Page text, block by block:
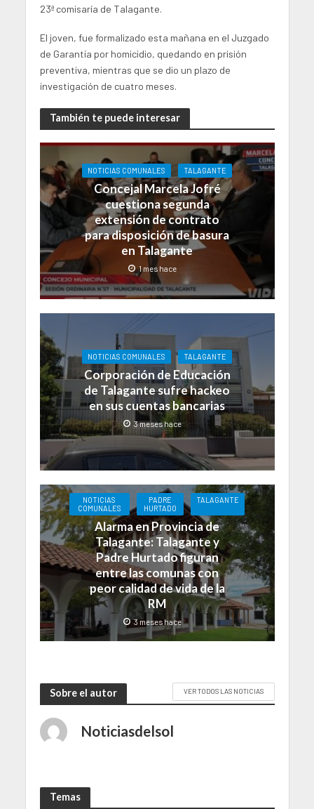
23ª comisaría de Talagante.
El joven, fue formalizado esta mañana en el Juzgado
de Garantía por homicidio, quedando en prisión
preventiva, mientras que se dio un plazo de
investigación de cuatro meses.
También te puede interesar
NOTICIAS COMUNALES TALAGANTE
Concejal Marcela Jofré
cuestiona segunda
extensión de contrato
para disposición de basura
en Talagante
1 mes hace
NOTICIAS COMUNALES TALAGANTE
Corporación de Educación
de Talagante sufre hackeo
en sus cuentas bancarias
3 meses hace
NOTICIAS
COMUNALES
PADRE
HURTADO
TALAGANTE
Alarma en Provincia de
Talagante: Talagante y
Padre Hurtado figuran
entre las comunas con
peor calidad de vida de la
RM
3 meses hace
Sobre el autor VER TODOS LAS NOTICIAS
Noticiasdelsol
Temas